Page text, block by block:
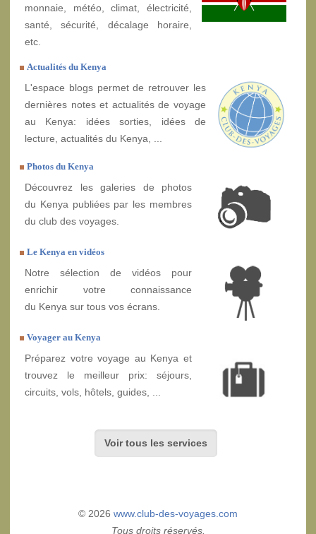
monnaie, météo, climat, électricité,
santé, sécurité, décalage horaire,
etc.
Actualités du Kenya
L'espace blogs permet de retrouver les
dernières notes et actualités de voyage
au Kenya: idées sorties, idées de
lecture, actualités du Kenya, ...
Photos du Kenya
Découvrez les galeries de photos
du Kenya publiées par les membres
du club des voyages.
Le Kenya en vidéos
Notre sélection de vidéos pour
enrichir votre connaissance
du Kenya sur tous vos écrans.
Voyager au Kenya
Préparez votre voyage au Kenya et
trouvez le meilleur prix: séjours,
circuits, vols, hôtels, guides, ...
Voir tous les services
© 2026 www.club-des-voyages.com
Tous droits réservés.